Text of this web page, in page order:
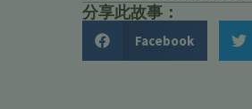
分享此故事：
Facebook